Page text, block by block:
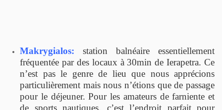
Makrygialos: station balnéaire essentiellement
fréquentée par des locaux à 30min de Ierapetra. Ce
n’est pas le genre de lieu que nous apprécions
particulièrement mais nous n’étions que de passage
pour le déjeuner. Pour les amateurs de farniente et
de sports nautiques, c’est l’endroit parfait pour